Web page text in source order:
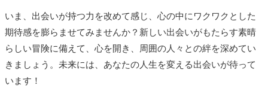
いま、出会いが持つ力を改めて感じ、心の中にワクワクとした
期待感を膨らませてみませんか？新しい出会いがもたらす素晴
らしい冒険に備えて、心を開き、周囲の人々との絆を深めてい
きましょう。未来には、あなたの人生を変える出会いが待って
います！